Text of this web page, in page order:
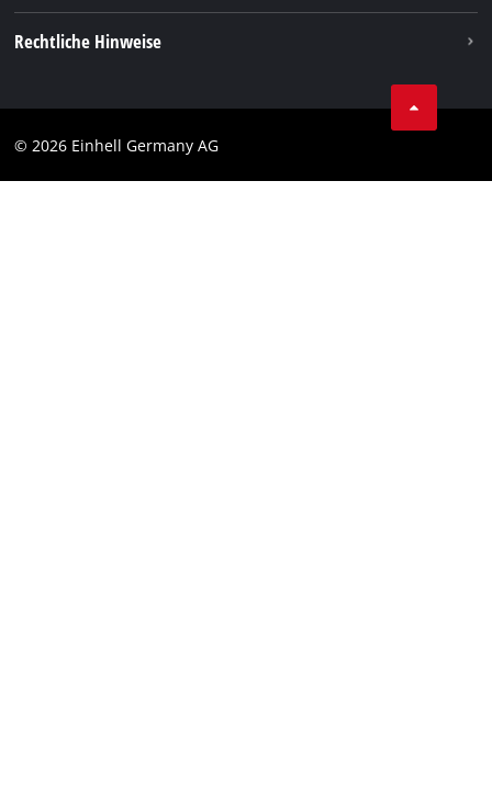
Vertrag widerrufen
Rechtliche Hinweise
Impressum
© 2026 Einhell Germany AG